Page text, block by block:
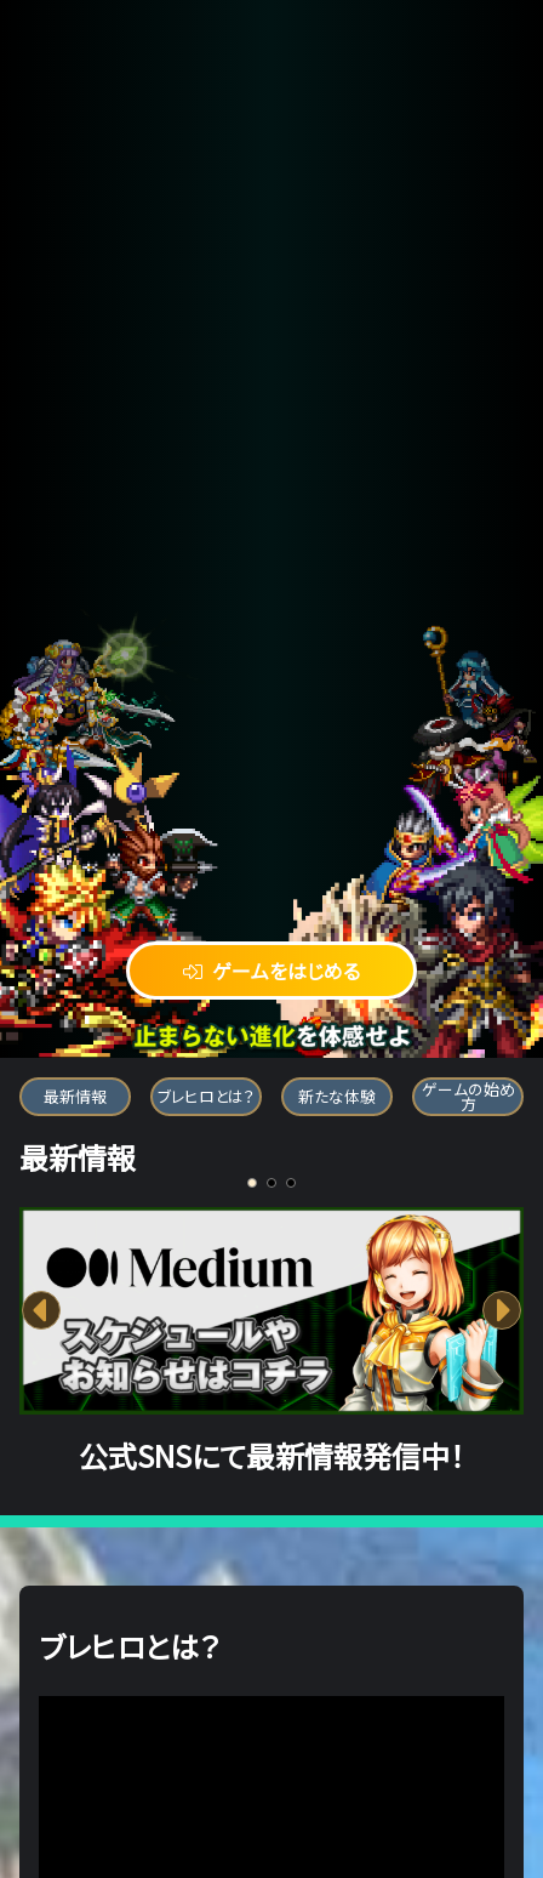
ゲームをはじめる
ブレイブ フロンティア ヒーローズ
最新情報 ブレヒロとは？ 新たな体験 ゲームの始め
方
最新情報
公式SNSにて最新情報発信中！
ブレヒロとは？